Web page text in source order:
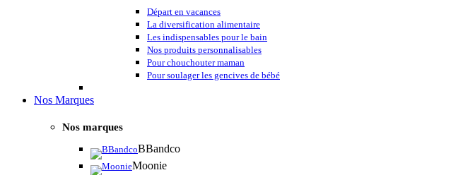
Départ en vacances
La diversification alimentaire
Les indispensables pour le bain
Nos produits personnalisables
Pour chouchouter maman
Pour soulager les gencives de bébé
Nos Marques
Nos marques
BBandco
Moonie